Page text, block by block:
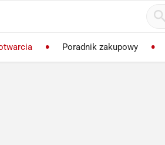
Poradnik zakupowy